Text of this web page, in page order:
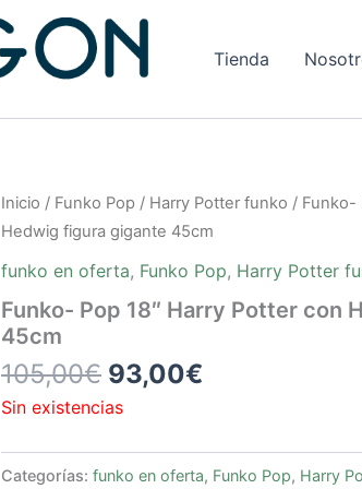
Tienda
Inicio / Funko Pop / Harry Potter funko / Funko-
Hedwig figura gigante 45cm
funko en oferta, Funko Pop, Harry Potter
Funko- Pop 18″ Harry Potter con
45cm
105,00€
El
precio
original
era:
105,00€.
93,00€
El
precio
actual
es:
93,00€.
Sin existencias
Categorías: funko en oferta, Funko Pop, Harry